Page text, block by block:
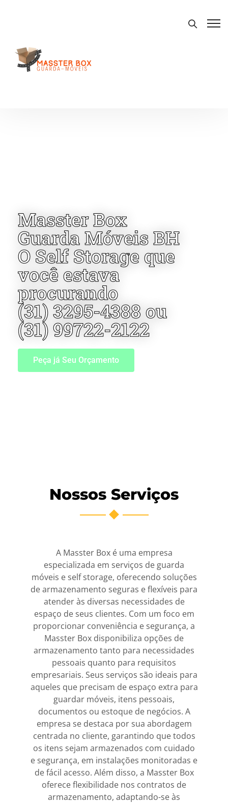
Masster Box
Guarda Móveis BH
O Self Storage que
você estava
procurando
(31) 3295-4388 ou
(31) 99722-2122
Peça já Seu Orçamento
Nossos Serviços
A Masster Box é uma empresa
especializada em serviços de guarda
móveis e self storage, oferecendo soluções
de armazenamento seguras e flexíveis para
atender às diversas necessidades de
espaço de seus clientes. Com um foco em
proporcionar conveniência e segurança, a
Masster Box disponibiliza opções de
armazenamento tanto para necessidades
pessoais quanto para requisitos
empresariais. Seus serviços são ideais para
aqueles que precisam de espaço extra para
guardar móveis, itens pessoais,
documentos ou estoque de negócios. A
empresa se destaca por sua abordagem
centrada no cliente, garantindo que todos
os itens sejam armazenados com cuidado
e segurança, em instalações monitoradas e
de fácil acesso. Além disso, a Masster Box
oferece flexibilidade nos contratos de
armazenamento, adaptando-se às